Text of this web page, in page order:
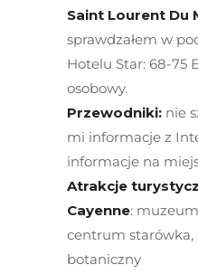
Saint Lourent Du
sprawdzałem w
Hotelu Star: 68-75
osobowy.
Przewodniki: nie
mi informacje z
informacje na
Atrakcje
Cayenne:
centrum starówka,
botaniczny